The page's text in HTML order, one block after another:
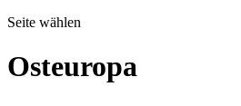
Seite wählen
Osteuropa